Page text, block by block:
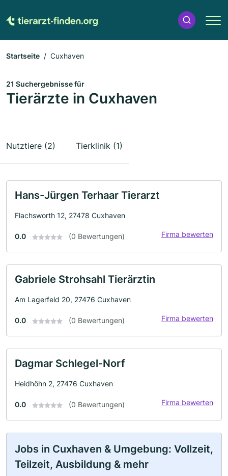
Startseite Cuxhaven
21 Suchergebnisse für
Tierärzte in Cuxhaven
Nutztiere (2) Tierklinik (1)
Hans-Jürgen Terhaar Tierarzt
Flachsworth 12, 27478 Cuxhaven
0.0 (0 Bewertungen) Firma bewerten
Gabriele Strohsahl Tierärztin
Am Lagerfeld 20, 27476 Cuxhaven
0.0 (0 Bewertungen) Firma bewerten
Dagmar Schlegel-Norf
Heidhöhn 2, 27476 Cuxhaven
0.0 (0 Bewertungen) Firma bewerten
Jobs in Cuxhaven & Umgebung: Vollzeit,
Teilzeit, Ausbildung & mehr